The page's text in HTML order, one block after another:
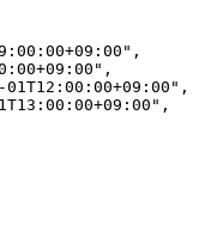
" ,
" ,
01T12:00:00+09:00" ,
" ,